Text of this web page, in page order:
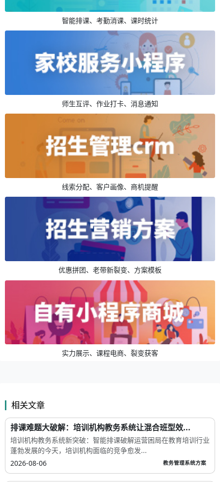
智能排课、考勤消课、课时统计
师生互评、作业打卡、消息通知
线索分配、客户画像、商机提醒
优惠拼团、老带新裂变、方案模板
实力展示、课程电商、裂变获客
相关文章
排课难题大破解：培训机构教务系统让混合班型效...
培训机构教务系统新突破：智能排课破解运营困局在教育培训行业
蓬勃发展的今天，培训机构面临的竞争愈发...
2026-08-06
教务管理系统方案